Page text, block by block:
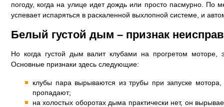
погоду, когда на улице идет дождь или просто пасмурно. По
успевает испаряться в раскаленной выхлопной системе, и
Белый густой дым – признак
Но когда густой дым валит клубами на прогретом моторе,
Основные признаки здесь следующие:
клубы пара вырываются из трубы при запуске
пропадают;
на холостых оборотах дыма практически нет, он